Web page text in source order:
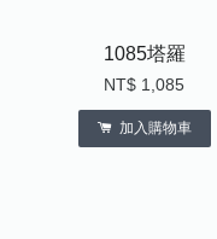
1085塔羅
NT$ 1,085
加入購物車